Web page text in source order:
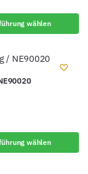
wählen
wählen